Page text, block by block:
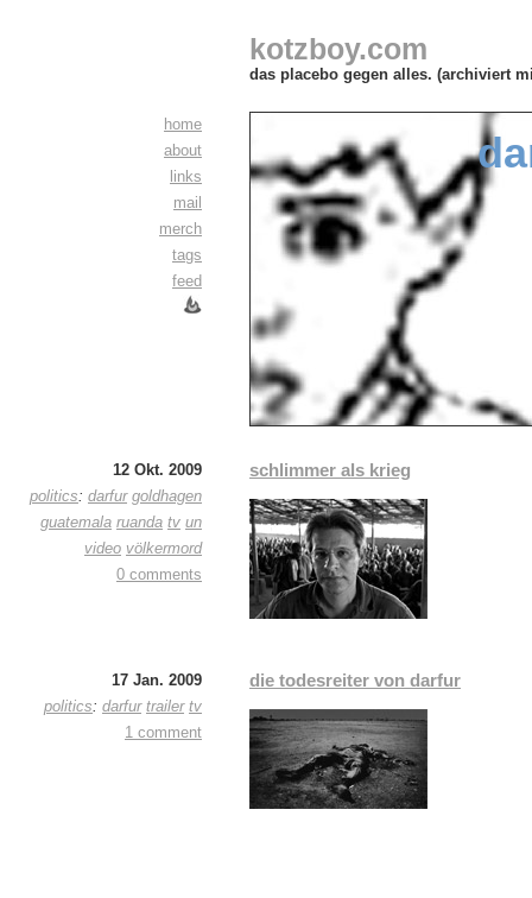
kotzboy.com
das placebo gegen alles. (archiviert
home
about
links
mail
merch
tags
feed
12 Okt. 2009
politics: darfur goldhagen
guatemala ruanda tv un
video völkermord
0 comments
schlimmer als krieg
17 Jan. 2009
politics: darfur trailer tv
1 comment
die todesreiter von darfur